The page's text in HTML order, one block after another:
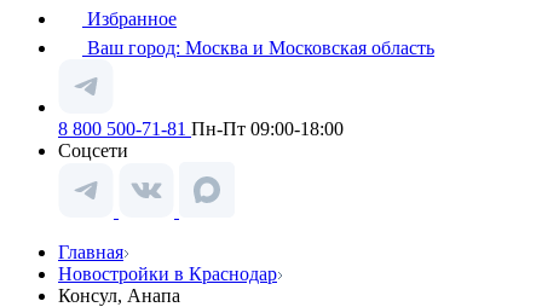
Избранное
Ваш город: Москва и Московская область
8 800 500-71-81 Пн-Пт 09:00-18:00
Соцсети
Главная
Новостройки в Краснодар
Консул, Анапа